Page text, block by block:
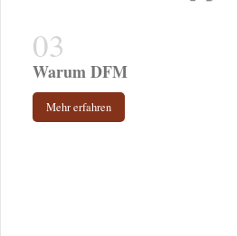
Warum DFM
Mehr erfahren